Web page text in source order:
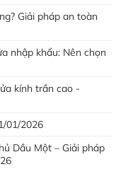
Giải pháp an toàn
nhập khẩu: Nên chọn
kính trần cao -
01/2026
Dầu Một – Giải pháp